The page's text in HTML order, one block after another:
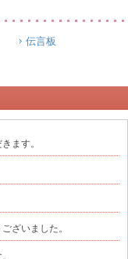
伝言板
ます。
ざいました。